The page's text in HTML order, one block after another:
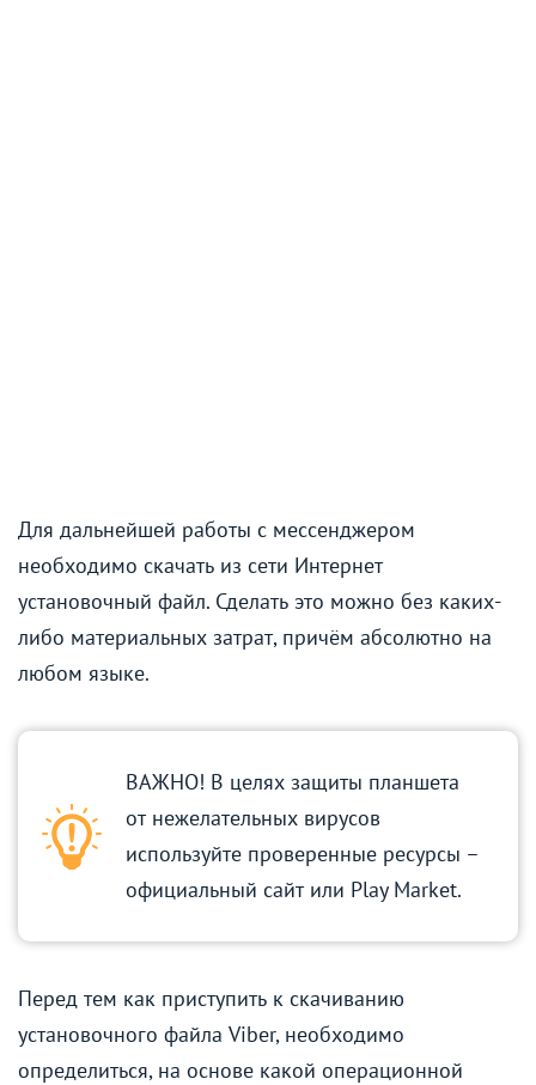
Для дальнейшей работы с мессенджером
необходимо скачать из сети Интернет
установочный файл. Сделать это можно без каких-
либо материальных затрат, причём абсолютно на
любом языке.
ВАЖНО! В целях защиты планшета
от нежелательных вирусов
используйте проверенные ресурсы –
официальный сайт или Play Market.
Перед тем как приступить к скачиванию
установочного файла Viber, необходимо
определиться, на основе какой операционной